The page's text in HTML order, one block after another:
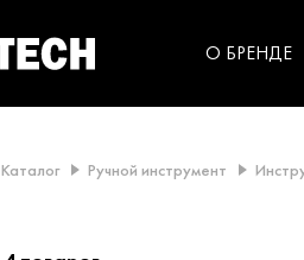
О БРЕНДЕ
Каталог Ручной инструмент